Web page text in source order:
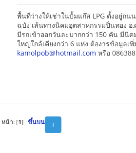
พื้นที่ว่างให้เช่าในปั้มแก๊ส LPG ตั้งอยู่ถน
ฉบัง เส้นทางนิคมอุตสาหกรรมปิ่นทอง อ
มีรถเข้าออกวันละมากกว่า 150 คัน มีนิ
ใหญ่ใกล้เคียงกว่า 6 แห่ง ต้องารข้อมูลเ
kamolpob@hotmail.com หรือ
+
หน้า: [1] ขึ้นบน